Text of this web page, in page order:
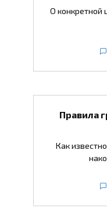
О конкретной
Правила
Как